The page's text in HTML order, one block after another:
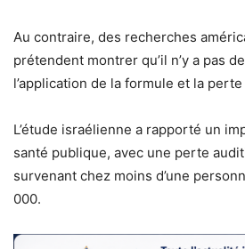
Au contraire, des recherches
prétendent montrer qu’il n’y a pas
l’application de la formule et la
L’étude israélienne a rapporté un
santé publique, avec une perte
survenant chez moins d’une
000.